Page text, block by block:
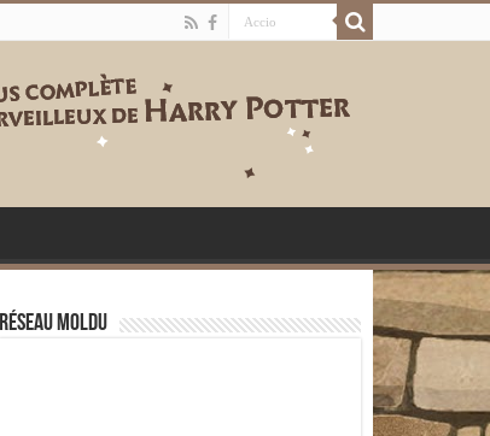
Réseau moldu